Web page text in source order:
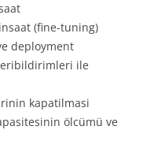
(fine-tuning)
deployment
ile
kapatilmasi
ölcümü ve